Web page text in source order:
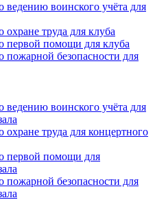
ведению воинского учёта для
труда для клуба
первой помощи для клуба
пожарной безопасности для
ведению воинского учёта для
труда для концертного
первой помощи для
пожарной безопасности для